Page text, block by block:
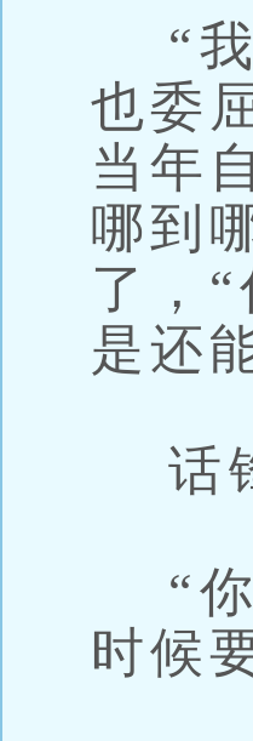
“我
也委
当年
哪到
了，
是还
话
“你
时候